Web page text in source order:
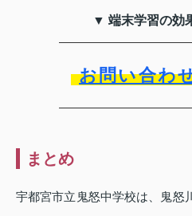
▼ 端末学習の効
お問い合わ
まとめ
宇都宮市立鬼怒中学校は、鬼怒